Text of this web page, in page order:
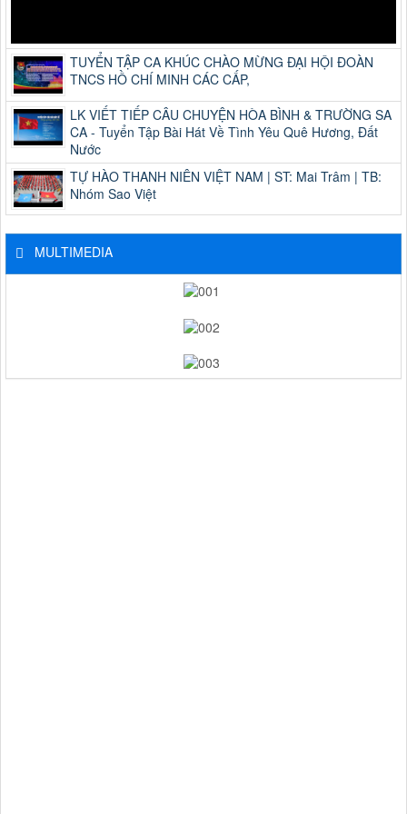
TUYỂN TẬP CA KHÚC CHÀO MỪNG ĐẠI HỘI ĐOÀN
TNCS HỒ CHÍ MINH CÁC CẤP,
LK VIẾT TIẾP CÂU CHUYỆN HÒA BÌNH & TRƯỜNG SA
CA - Tuyển Tập Bài Hát Về Tình Yêu Quê Hương, Đất
Nước
TỰ HÀO THANH NIÊN VIỆT NAM | ST: Mai Trâm | TB:
Nhóm Sao Việt
MULTIMEDIA